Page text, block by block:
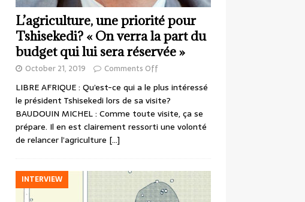
L’agriculture, une priorité pour
Tshisekedi? « On verra la part du
budget qui lui sera réservée »
October 21, 2019 Comments Off
LIBRE AFRIQUE : Qu’est-ce qui a le plus intéressé
le président Tshisekedi lors de sa visite?
BAUDOUIN MICHEL : Comme toute visite, ça se
prépare. Il en est clairement ressorti une volonté
de relancer l’agriculture […]
INTERVIEW